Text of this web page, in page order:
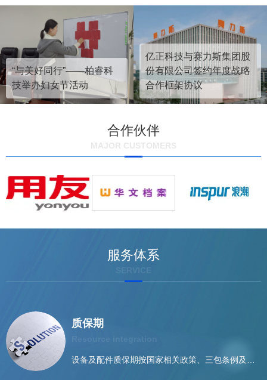
“与美好同行”——柏睿科
技举办妇女节活动
亿正科技与赛力斯集团股
份有限公司签约年度战略
合作框架协议
合作伙伴
服务体系
质保期
设备及配件质保期按国家相关政策、三包条例及生